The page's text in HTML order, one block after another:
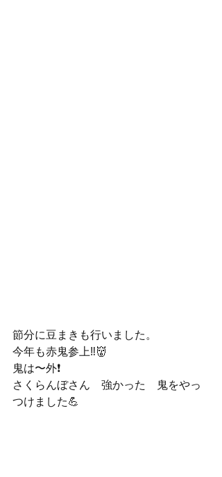
節分に豆まきも行いました。
今年も赤鬼参上‼️👹
鬼は〜外❗️
さくらんぼさん　強かった　鬼をやっ
つけました💪